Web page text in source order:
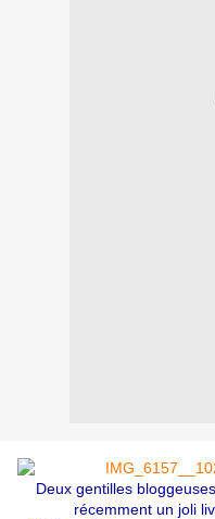
Deux gentilles bloggeuses,
récemment un joli